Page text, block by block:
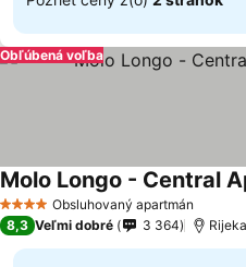
Obľúbená voľba
4 Počet hviezdičiek
Obsluhovaný apartmán
Molo Longo - Central
8,3 Veľmi dobré 3 364 Rijeka